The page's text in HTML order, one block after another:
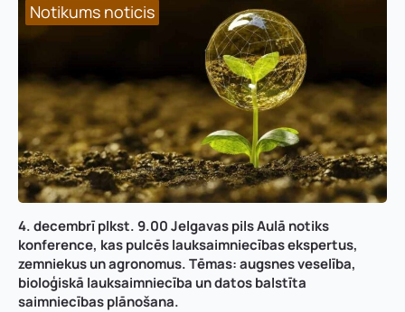
Notikums noticis
Notikums noticis
4. decembrī plkst. 9.00 Jelgavas pils Aulā notiks
konference, kas pulcēs lauksaimniecības ekspertus,
zemniekus un agronomus. Tēmas: augsnes veselība,
bioloģiskā lauksaimniecība un datos balstīta
saimniecības plānošana.